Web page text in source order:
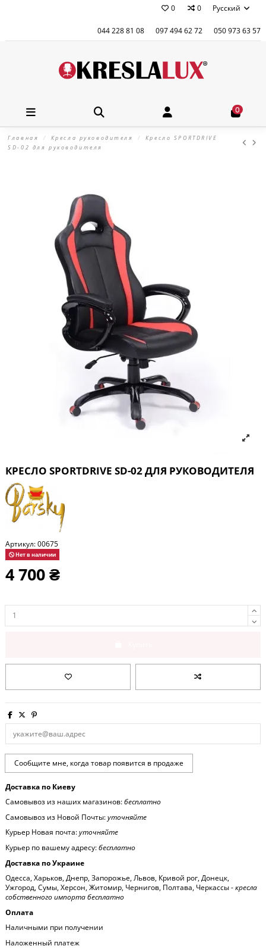
0 0 Русский
044 228 81 08 097 494 62 72 050 973 63 57
0
Главная Кресла руководителя
Кресло SPORTDRIVE
SD-02 для руководителя
КРЕСЛО SPORTDRIVE SD-02 ДЛЯ РУКОВОДИТЕЛЯ
Артикул:00675
Нет в наличии
4 700 ₴
Доставка по Киеву
Самовывоз из наших магазинов:бесплатно
Самовывоз из Новой Почты:уточняйте
Курьер Новая почта:уточняйте
Курьер по вашему адресу:бесплатно
Доставка по Украине
Одесса, Харьков, Днепр, Запорожье, Львов, Кривой рог, Донецк,
Ужгород, Сумы, Херсон, Житомир, Чернигов, Полтава, Черкассы -кресла
собственного импорта бесплатно
Оплата
Наличными при получении
Наложенный платеж